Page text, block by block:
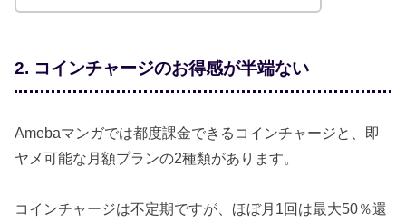
2. コインチャージのお得感が半端ない
Amebaマンガでは都度課金できるコインチャージと、即
ヤメ可能な月額プランの2種類があります。
コインチャージは不定期ですが、ほぼ月1回は最大50％還